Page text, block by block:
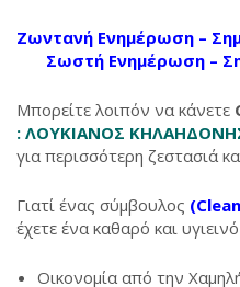
Ζωντανή Ενημέρωση –
Σωστή Ενημέρωση –
Μπορείτε λοιπόν να κάνετε
: ΛΟΥΚΙΑΝΟΣ
για περισσότερη ζεστασιά
Γιατί ένας σύμβουλος
έχετε ένα καθαρό και
Οικονομία από την